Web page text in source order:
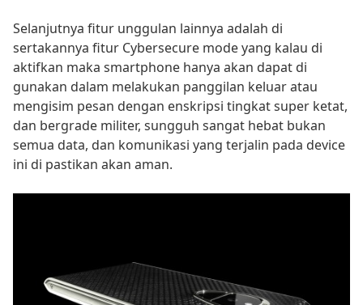
Selanjutnya fitur unggulan lainnya adalah di
sertakannya fitur Cybersecure mode yang kalau di
aktifkan maka smartphone hanya akan dapat di
gunakan dalam melakukan panggilan keluar atau
mengisim pesan dengan enskripsi tingkat super ketat,
dan bergrade militer, sungguh sangat hebat bukan
semua data, dan komunikasi yang terjalin pada device
ini di pastikan akan aman.